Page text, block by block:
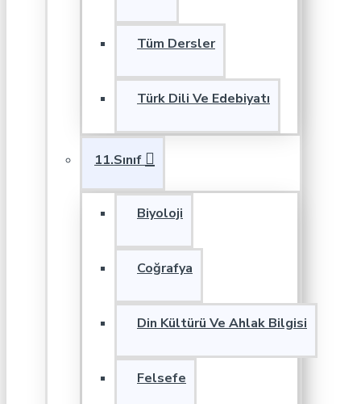
Tüm Dersler
Türk Dili Ve Edebiyatı
11.Sınıf
Biyoloji
Coğrafya
Din Kültürü Ve Ahlak Bilgisi
Felsefe